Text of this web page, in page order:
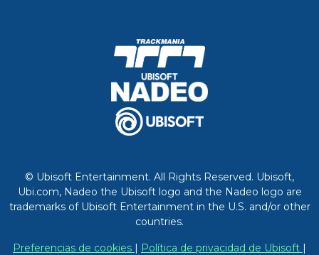
© Ubisoft Entertainment. All Rights Reserved. Ubisoft,
Ubi.com, Nadeo the Ubisoft logo and the Nadeo logo are
trademarks of Ubisoft Entertainment in the U.S. and/or other
countries.
Preferencias de cookies | Política de privacidad de Ubisoft |